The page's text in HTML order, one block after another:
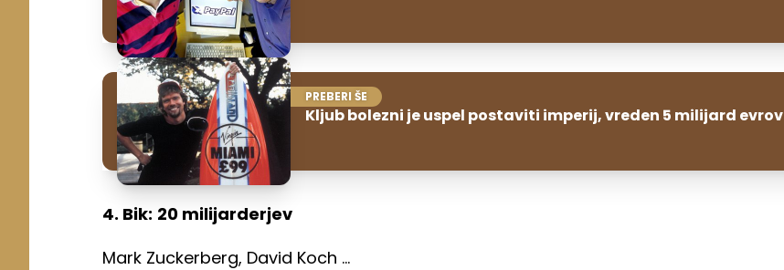
PREBERI ŠE
Kljub bolezni je uspel postaviti imperij, vreden 5 milijard evrov
4. Bik: 20 milijarderjev
Mark Zuckerberg, David Koch ...